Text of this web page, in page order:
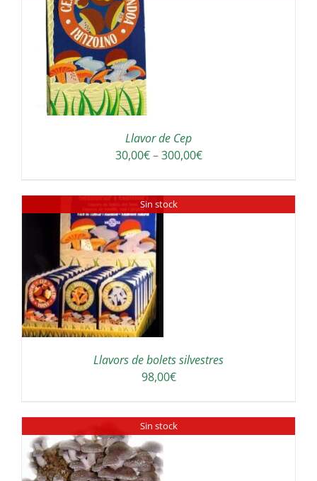
Llavor de Cep
30,00€ – 300,00€Interval
Sin stock
Llavors de bolets silvestres
98,00€
Sin stock